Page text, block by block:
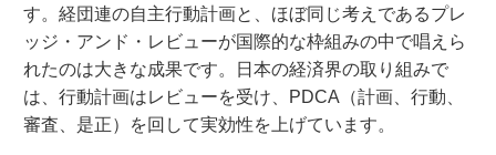
す。経団連の自主行動計画と、ほぼ同じ考えであるプレ
ッジ・アンド・レビューが国際的な枠組みの中で唱えら
れたのは大きな成果です。日本の経済界の取り組みで
は、行動計画はレビューを受け、PDCA（計画、行動、
審査、是正）を回して実効性を上げています。